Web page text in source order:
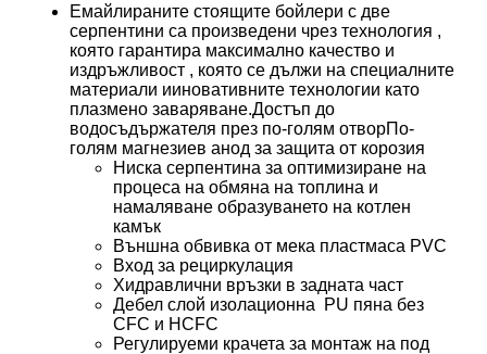
Емайлираните стоящите бойлери с две
серпентини са произведени чрез технология ,
която гарантира максимално качество и
издръжливост , която се дължи на специалните
материали ииновативните технологии като
плазмено заваряване.Достъп до
водосъдържателя през по-голям отворПо-
голям магнезиев анод за защита от корозия
Ниска серпентина за оптимизиране на
процеса на обмяна на топлина и
намаляване образуването на котлен
камък
Външна обвивка от мека пластмаса PVC
Вход за рециркулация
Хидравлични връзки в задната част
Дебел слой изолационна PU пяна без
CFC и HCFC
Регулируеми крачета за монтаж на под